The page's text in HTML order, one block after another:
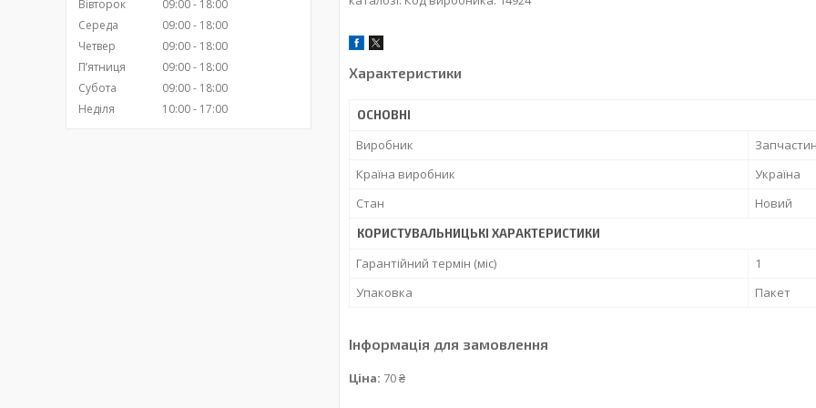
Характеристики
ОСНОВНІ
Виробник
Країна виробник
Україна
Стан
Новий
КОРИСТУВАЛЬНИЦЬКІ ХАРАКТЕРИСТИКИ
Гарантійний термін (міс)
1
Упаковка
Пакет
Інформація для замовлення
Ціна: 70 ₴
Вівторок 09:00
18:00
Середа
09:00
18:00
Четвер
09:00
18:00
Пʼятниця
09:00
18:00
Субота
09:00
18:00
Неділя
10:00 17:00